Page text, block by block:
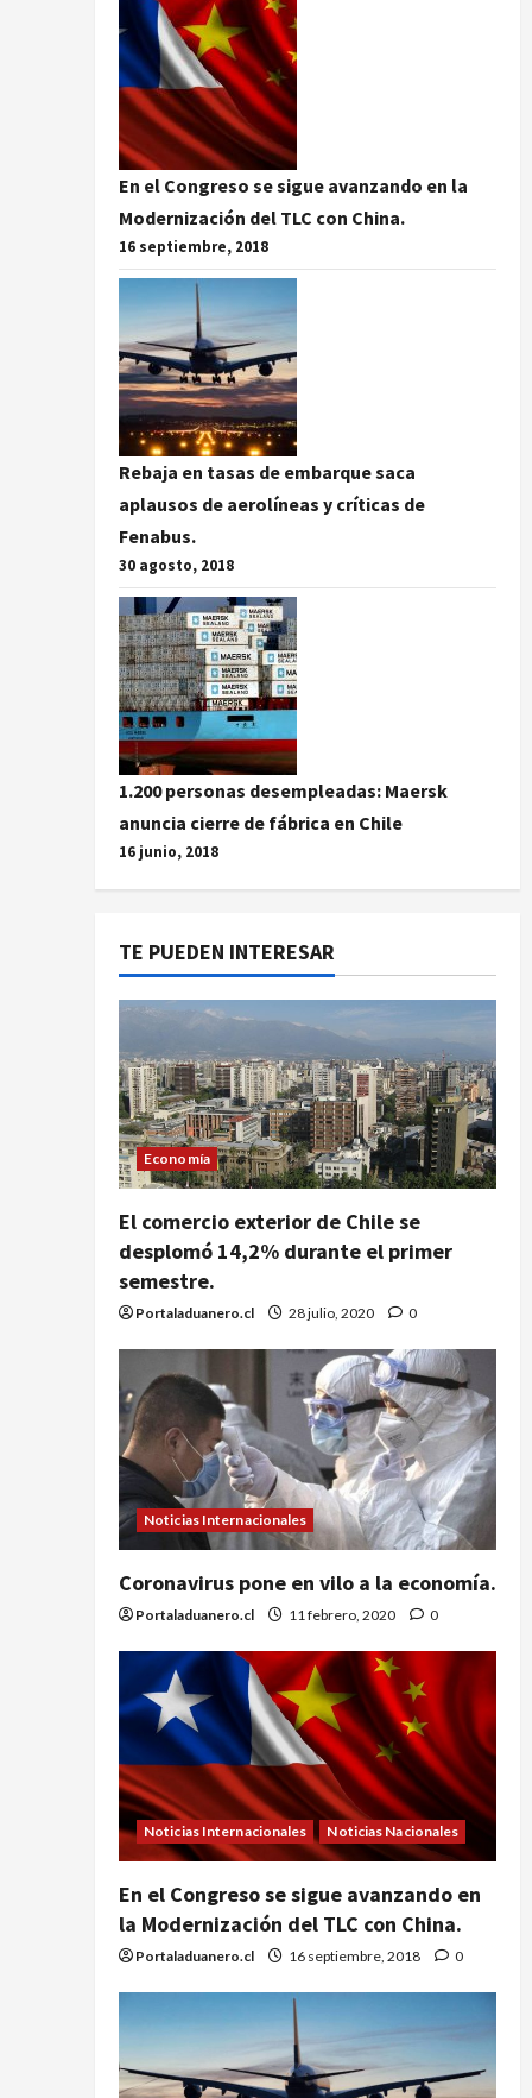
En el Congreso se sigue avanzando en la
Modernización del TLC con China.
16 septiembre, 2018
Rebaja en tasas de embarque saca
aplausos de aerolíneas y críticas de
Fenabus.
30 agosto, 2018
1.200 personas desempleadas: Maersk
anuncia cierre de fábrica en Chile
16 junio, 2018
TE PUEDEN INTERESAR
Economía
El comercio exterior de Chile se
desplomó 14,2% durante el primer
semestre.
Portaladuanero.cl 28 julio, 2020 0
Noticias Internacionales
Coronavirus pone en vilo a la economía.
Portaladuanero.cl 11 febrero, 2020 0
Noticias Internacionales Noticias Nacionales
En el Congreso se sigue avanzando en
la Modernización del TLC con China.
Portaladuanero.cl 16 septiembre, 2018 0